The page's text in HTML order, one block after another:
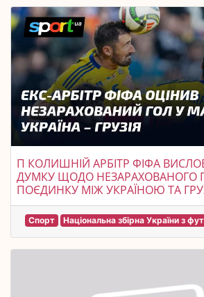
П КОЛИШНІЙ АРБІТР ФІФА
ДУМКУ ЩОДО НЕЗАРАХОВАНОГО
ПОЄДИНКУ МІЖ УКРАЇНОЮ ТА
Спорт Національна збірна України з